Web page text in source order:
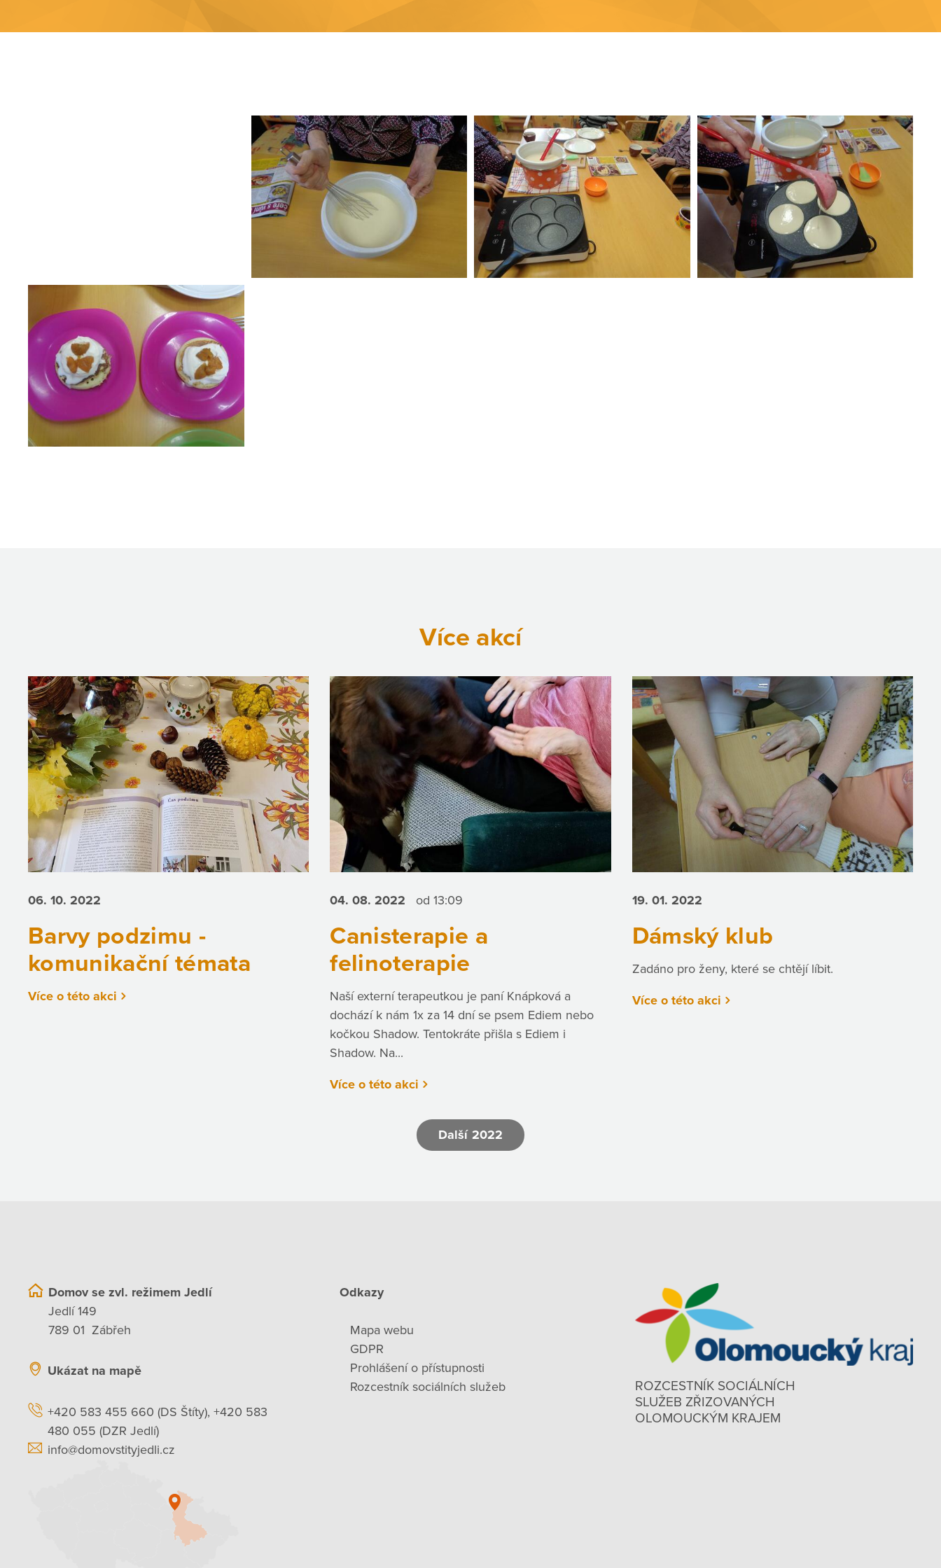
Více akcí
06. 10. 2022
Barvy podzimu -
komunikační témata
Více o této akci
04. 08.2022 od 13:09
Canisterapie a
felinoterapie
Naší externí terapeutkou je paní Knápková a
dochází k nám 1x za 14 dní se psem Ediem nebo
kočkou Shadow. Tentokráte přišla s Ediem i
Shadow. Na...
Více o této akci
19. 01. 2022
Dámský klub
Zadáno pro ženy, které se chtějí líbit.
Více o této akci
Další 2022
Domov se zvl. režimem Jedlí
Jedlí 149
789 01 Zábřeh
Ukázat na mapě
+420 583 455 660 (DS Štíty), +420 583
480 055 (DZR Jedlí)
info@domovstityjedli.cz
Odkazy
Mapa webu
GDPR
Prohlášení o přístupnosti
Rozcestník sociálních služeb
ROZCESTNÍK SOCIÁLNÍCH
SLUŽEB ZŘIZOVANÝCH
OLOMOUCKÝM KRAJEM